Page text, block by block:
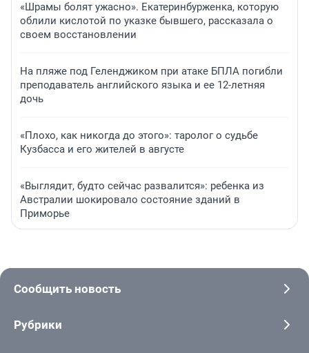
«Шрамы болят ужасно». Екатеринбурженка, которую
облили кислотой по указке бывшего, рассказала о
своем восстановлении
На пляже под Геленджиком при атаке БПЛА погибли
преподаватель английского языка и ее 12-летняя
дочь
«Плохо, как никогда до этого»: таролог о судьбе
Кузбасса и его жителей в августе
«Выглядит, будто сейчас развалится»: ребенка из
Австралии шокировало состояние зданий в
Приморье
Сообщить новость
Рубрики